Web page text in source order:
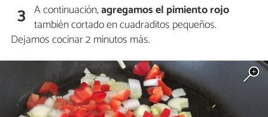
3 A continuación,agregamos el pimiento rojo
también cortado en cuadraditos pequeños.
Dejamos cocinar 2 minutos más.